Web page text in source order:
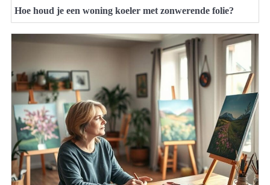
Hoe houd je een woning koeler met zonwerende folie?